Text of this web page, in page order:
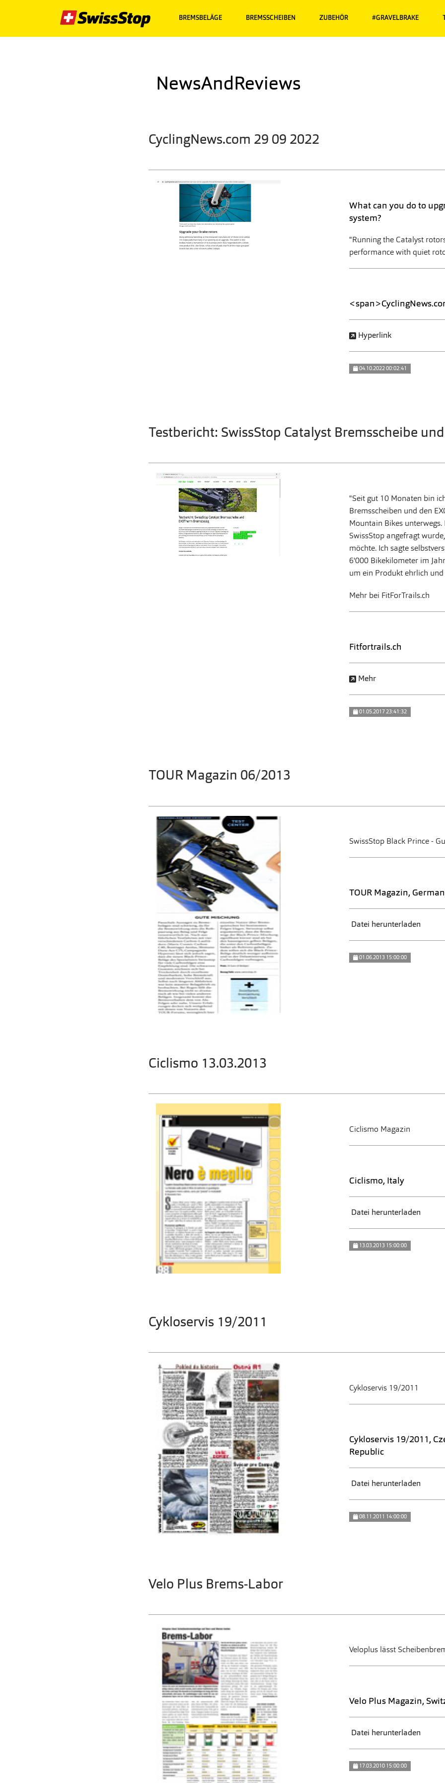
BREMSBELÄGE BREMSSCHEIBEN ZUBEHÖR #GRAVELBRAKE
NewsAndReviews
CyclingNews.com 29 09 2022
What can you do to
system?
"Running the Catalyst
performance with quiet
Hyperlink
04.10.2022 00:02:41
Testbericht: SwissStop Catalyst Bremsscheibe
"Seit gut 10 Monaten bin
Bremsscheiben und den
Mountain Bikes
SwissStop angefragt
möchte. Ich sagte
6'000 Bikekilometer im
um ein Produkt ehrlich
Mehr bei FitForTrails.ch
Fitfortrails.ch
Mehr
01.05.2017 23:41:32
TOUR Magazin 06/2013
SwissStop Black Prince -
TOUR Magazin,
Datei herunterladen
01.06.2013 15:00:00
Ciclismo 13.03.2013
Ciclismo Magazin
Ciclismo, Italy
Datei herunterladen
13.03.2013 15:00:00
Cykloservis 19/2011
Cykloservis 19/2011
Cykloservis 19/2011,
Republic
Datei herunterladen
08.11.2011 14:00:00
Velo Plus Brems-Labor
Veloplus lässt
Velo Plus Magazin,
Datei herunterladen
17.03.2010 15:00:00